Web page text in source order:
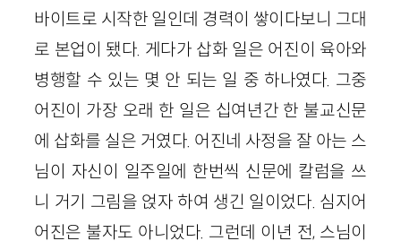
바이트로 시작한 일인데 경력이 쌓이다보니 그대
로 본업이 됐다. 게다가 삽화 일은 어진이 육아와
병행할 수 있는 몇 안 되는 일 중 하나였다. 그중
어진이 가장 오래 한 일은 십여년간 한 불교신문
에 삽화를 실은 거였다. 어진네 사정을 잘 아는 스
님이 자신이 일주일에 한번씩 신문에 칼럼을 쓰
니 거기 그림을 얹자 하여 생긴 일이었다. 심지어
어진은 불자도 아니었다. 그런데 이년 전, 스님이